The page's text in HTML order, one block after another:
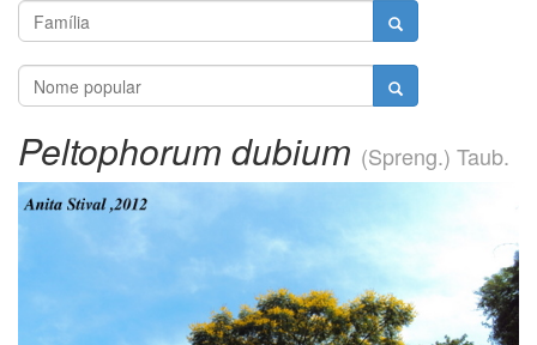
Peltophorum dubium (Spreng.) Taub.